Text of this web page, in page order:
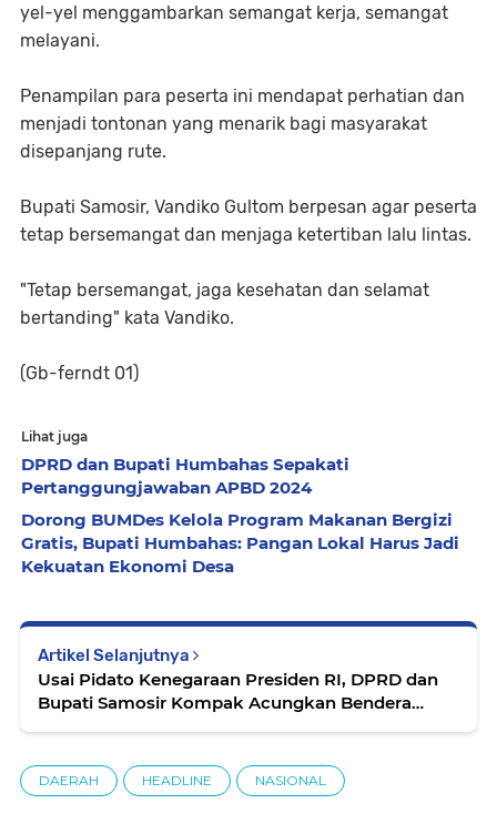
yel-yel menggambarkan semangat kerja, semangat
melayani.
Penampilan para peserta ini mendapat perhatian dan
menjadi tontonan yang menarik bagi masyarakat
disepanjang rute.
Bupati Samosir, Vandiko Gultom berpesan agar peserta
tetap bersemangat dan menjaga ketertiban lalu lintas.
"Tetap bersemangat, jaga kesehatan dan selamat
bertanding" kata Vandiko.
(Gb-ferndt 01)
Lihat juga
DPRD dan Bupati Humbahas Sepakati
Pertanggungjawaban APBD 2024
Dorong BUMDes Kelola Program Makanan Bergizi
Gratis, Bupati Humbahas: Pangan Lokal Harus Jadi
Kekuatan Ekonomi Desa
Artikel Selanjutnya
Usai Pidato Kenegaraan Presiden RI, DPRD dan
Bupati Samosir Kompak Acungkan Bendera
DAERAH HEADLINE NASIONAL